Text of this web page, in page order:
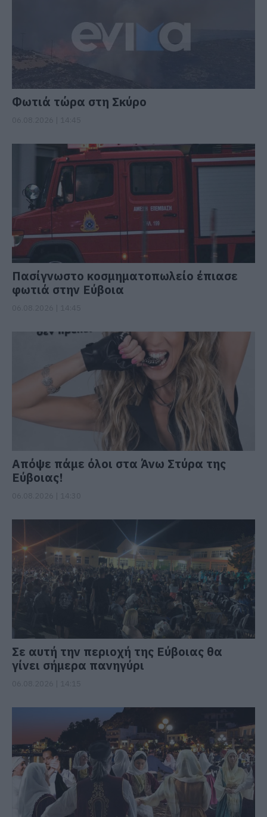
Φωτιά τώρα στη Σκύρο
Πασίγνωστο κοσμηματοπωλείο έπιασε
φωτιά στην Εύβοια
Απόψε πάμε όλοι στα Άνω Στύρα της
Εύβοιας!
Σε αυτή την περιοχή της Εύβοιας θα
γίνει σήμερα πανηγύρι